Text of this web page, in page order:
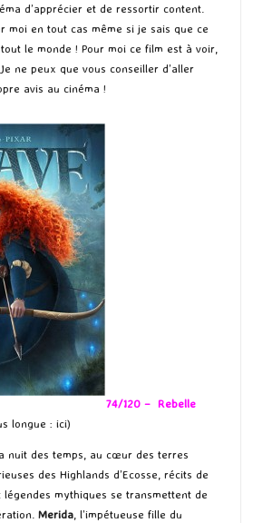
d’apprécier et de ressortir content.
moi en tout cas même si je sais que ce
le monde ! Pour moi ce film est à voir,
ne peux que vous conseiller d’aller
avis au cinéma !
74/120 – Rebelle
longue : ici)
nuit des temps, au cœur des terres
des Highlands d’Ecosse, récits de
mythiques se transmettent de
Merida, l’impétueuse fille du